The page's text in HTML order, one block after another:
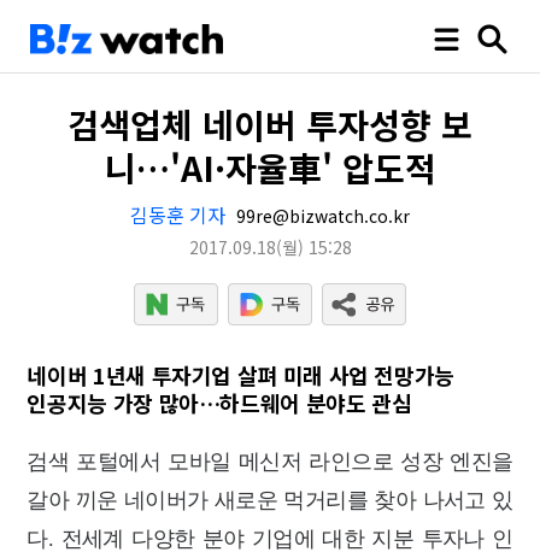
검색업체 네이버 투자성향 보
니…'AI·자율車' 압도적
김동훈 기자 99re@bizwatch.co.kr
2017.09.18(월) 15:28
네이버 1년새 투자기업 살펴 미래 사업 전망가능
인공지능 가장 많아…하드웨어 분야도 관심
검색 포털에서 모바일 메신저 라인으로 성장 엔진을
갈아 끼운 네이버가 새로운 먹거리를 찾아 나서고 있
다. 전세계 다양한 분야 기업에 대한 지분 투자나 인